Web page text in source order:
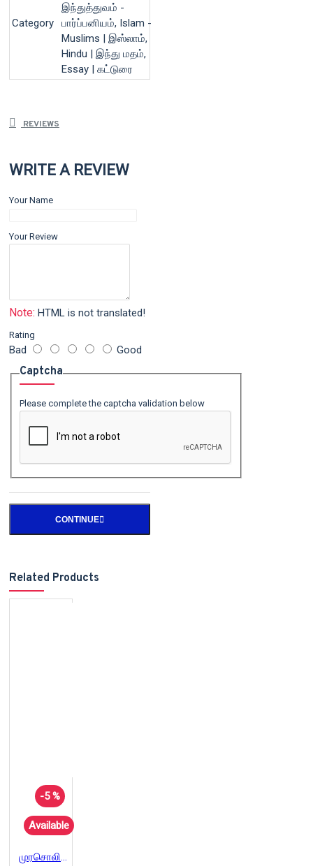
Category
இந்துத்துவம் -
பார்ப்பனியம், Islam -
Muslims | இஸ்லாம்,
Hindu | இந்து மதம்,
Essay | கட்டுரை
REVIEWS
WRITE A REVIEW
Your Name
Your Review
Note: HTML is not translated!
Rating
Bad Good
Captcha
Please complete the captcha validation below
CONTINUE
Related Products
-5 %
Available
முரசொலி மாறன்